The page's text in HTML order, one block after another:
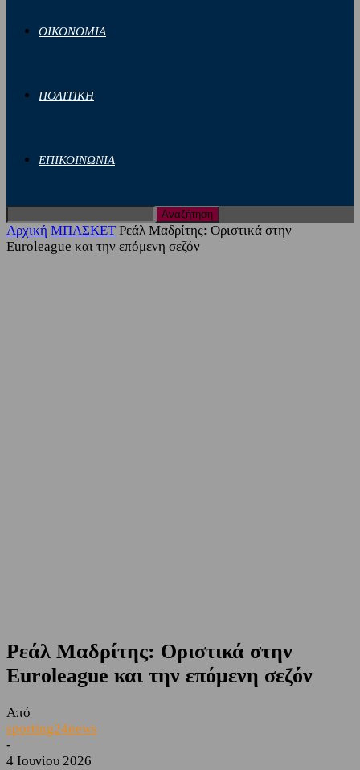
ΟΙΚΟΝΟΜΙΑ
ΠΟΛΙΤΙΚΗ
ΕΠΙΚΟΙΝΩΝΙΑ
Αρχική ΜΠΑΣΚΕΤ Ρεάλ Μαδρίτης: Οριστικά στην
Euroleague και την επόμενη σεζόν
Ρεάλ Μαδρίτης: Οριστικά στην
Euroleague και την επόμενη σεζόν
Από
sporting24news
-
4 Ιουνίου 2026